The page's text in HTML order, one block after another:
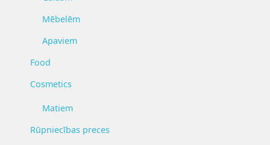
Mēbelēm
Apaviem
Food
Cosmetics
Matiem
Rūpniecības preces